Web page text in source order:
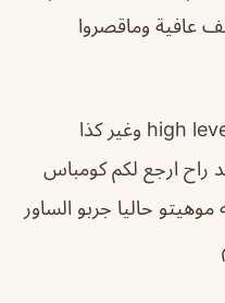
عافية وماقصروا
القهوه ممتازه ولذيذه و جودتها high level وغير كذا
راح ارجع لكم كومباس
حاليا جربو الساور